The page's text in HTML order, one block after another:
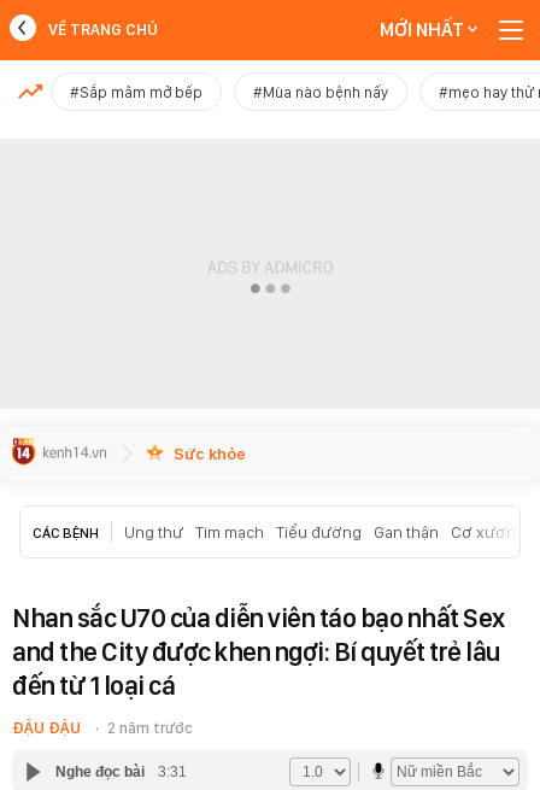
MỚI NHẤT
VỀ TRANG CHỦ MỚI NHẤT
#Sắp mâm mở bếp #Mùa nào bệnh nấy #mẹo hay thử
Sức khỏe
CÁC BỆNH Ung thư Tim mạch Tiểu đường Gan thận Cơ xương
Nhan sắc U70 của diễn viên táo bạo nhất Sex
and the City được khen ngợi: Bí quyết trẻ lâu
đến từ 1 loại cá
ĐẬU ĐẬU 2 năm trước
Nghe đọc bài 3:31